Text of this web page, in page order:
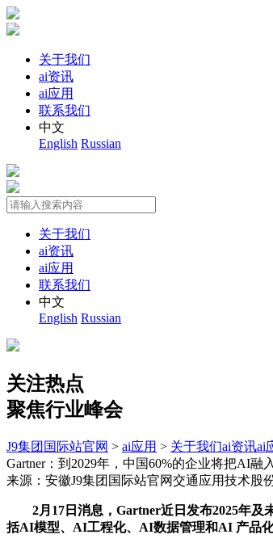
关于我们
ai资讯
ai应用
联系我们
中文
English Russian
关于我们
ai资讯
ai应用
联系我们
中文
English Russian
关注热点
聚焦行业峰会
J9集团国际站官网 > ai应用 > 关于我们ai资讯ai
Gartner：到2029年，中国60%的企业将把AI融
来源：安徽J9集团国际站官网交通应用技术股
2月17日消息，Gartner近日发布2025年及
括AI模型、AI工程化、AI数据管理和AI 产品化